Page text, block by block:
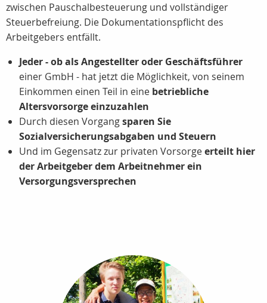
zwischen Pauschalbesteuerung und vollständiger
Steuerbefreiung. Die Dokumentationspflicht des
Arbeitgebers entfällt.
Jeder - ob als Angestellter oder Geschäftsführer
einer GmbH - hat jetzt die Möglichkeit, von seinem
Einkommen einen Teil in eine betriebliche
Altersvorsorge einzuzahlen
Durch diesen Vorgangsparen Sie
Sozialversicherungsabgaben und Steuern
Und im Gegensatz zur privaten Vorsorgeerteilt hier
der Arbeitgeber dem Arbeitnehmer ein
Versorgungsversprechen